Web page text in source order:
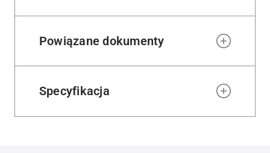
Powiązane dokumenty
Specyfikacja